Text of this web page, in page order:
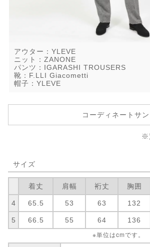
アウター：YLEVE
ニット：ZANONE
パンツ：IGARASHI TROUSERS
靴：F.LLI Giacometti
帽子：YLEVE
コーディネートサ
※
サイズ
着丈 肩幅 裄丈 胸囲
4 65.5 53 63 132
5 66.5 55 64 136
※単位はcmです。